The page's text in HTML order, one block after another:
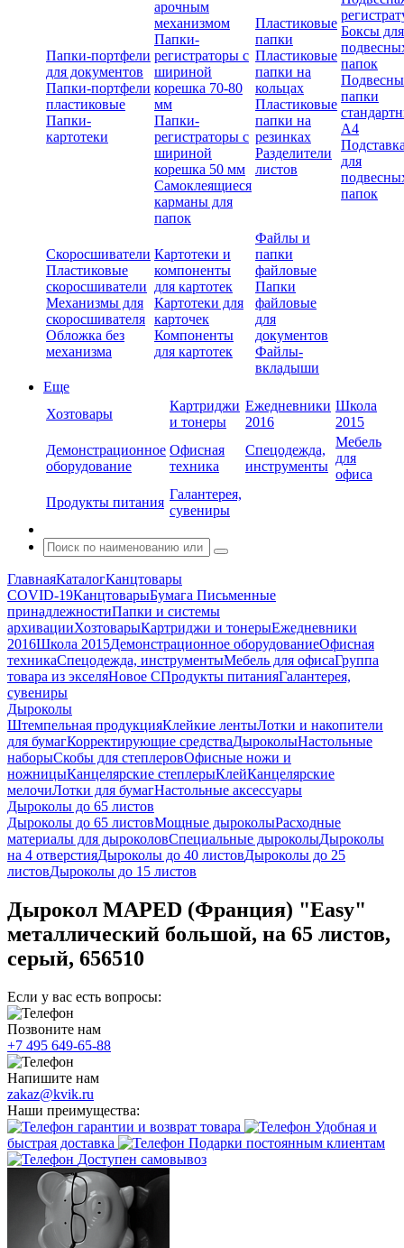
Папки-портфели
для документов
Папки-портфели
пластиковые
Папки-
картотеки
арочным
механизмом
Папки-
регистраторы с
шириной
корешка 70-80
мм
Папки-
регистраторы с
шириной
корешка 50 мм
Самоклеящиеся
карманы для
папок
Пластиковые
папки
Пластиковые
папки на
кольцах
Пластиковые
папки на
резинках
Разделители
листов
Боксы для
папок
папки
А4
для
папок
Скоросшиватели
Пластиковые
скоросшиватели
Механизмы для
скоросшивателя
Обложка без
механизма
Картотеки и
компоненты
для картотек
Картотеки для
карточек
Компоненты
для картотек
Файлы и
папки
файловые
Папки
файловые
для
документов
Файлы-
вкладыши
Еще
Хозтовары
Картриджи
и тонеры
Ежедневники
2016
Школа
2015
Демонстрационное
оборудование
Офисная
техника
Спецодежда,
инструменты
Мебель
для
офиса
Продукты питания
Галантерея,
сувениры
ГлавнаяКаталогКанцтовары
COVID-19КанцтоварыБумага Письменные
принадлежностиПапки и системы
архивацииХозтоварыКартриджи и тонерыЕжедневники
2016Школа 2015Демонстрационное оборудованиеОфисная
техникаСпецодежда, инструментыМебель для офисаГруппа
товара из экселяНовое СПродукты питанияГалантерея,
сувениры
Дыроколы
Штемпельная продукцияКлейкие лентыЛотки и накопители
для бумагКорректирующие средстваДыроколыНастольные
наборыСкобы для степлеровОфисные ножи и
ножницыКанцелярские степлерыКлейКанцелярские
мелочиЛотки для бумагНастольные аксессуары
Дыроколы до 65 листов
Дыроколы до 65 листовМощные дыроколыРасходные
материалы для дыроколовСпециальные дыроколыДыроколы
на 4 отверстияДыроколы до 40 листовДыроколы до 25
листовДыроколы до 15 листов
Дырокол MAPED (Франция) "Easy"
металлический большой, на 65 листов,
серый, 656510
Если у вас есть вопросы:
Позвоните нам
+7 495 649-65-88
Напишите нам
zakaz@kvik.ru
Наши преимущества:
гарантии и возврат товара
Удобная и
быстрая доставка
Подарки постоянным клиентам
Доступен самовывоз